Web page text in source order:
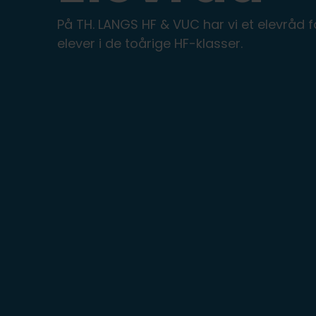
På TH. LANGS HF & VUC har vi et elevråd
elever i de toårige HF-klasser.
FVU (forb. voksenundervisning)
IT på fjernundervisning
Ledige stillinger
Lovpligtige oplysninger